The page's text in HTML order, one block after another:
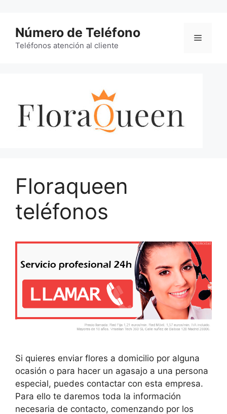
contenido
Número de Teléfono
Teléfonos atención al cliente
Menú
Floraqueen
teléfonos
Si quieres enviar flores a domicilio por alguna
ocasión o para hacer un agasajo a una persona
especial, puedes contactar con esta empresa.
Para ello te daremos toda la información
necesaria de contacto, comenzando por los